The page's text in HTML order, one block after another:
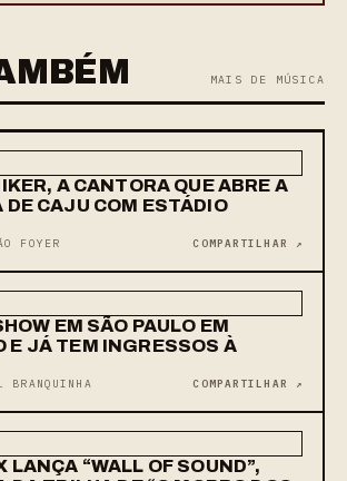
MAIS DE MÚSICA
A CANTORA QUE ABRE A
DE CAJU COM ESTÁDIO
FOYER COMPARTILHAR ↗
EM SÃO PAULO EM
E JÁ TEM INGRESSOS À
COMPARTILHAR ↗
LANÇA “WALL OF SOUND”,